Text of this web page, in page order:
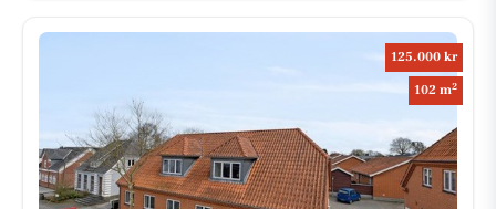
125.000 kr
102 m2